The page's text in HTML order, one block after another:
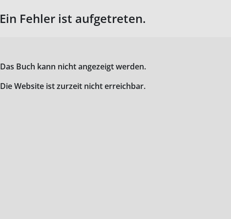
Ein Fehler ist aufgetreten.
Das Buch kann nicht angezeigt werden.
Die Website ist zurzeit nicht erreichbar.